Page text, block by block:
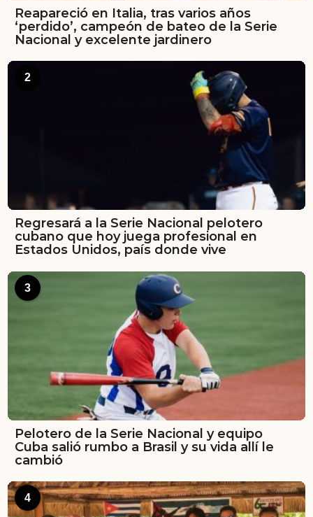
Reapareció en Italia, tras varios años
‘perdido’, campeón de bateo de la Serie
Nacional y excelente jardinero
2
Regresará a la Serie Nacional pelotero
cubano que hoy juega profesional en
Estados Unidos, país donde vive
3
Pelotero de la Serie Nacional y equipo
Cuba salió rumbo a Brasil y su vida allí le
cambió
4